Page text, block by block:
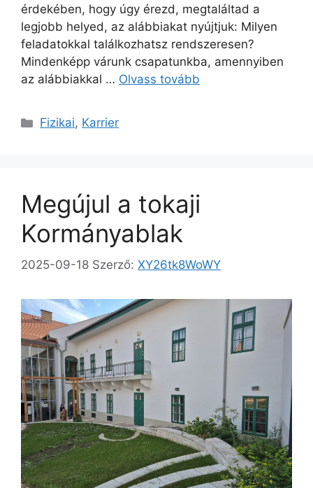
érdekében, hogy úgy érezd, megtaláltad a
legjobb helyed, az alábbiakat nyújtjuk: Milyen
feladatokkal találkozhatsz rendszeresen?
Mindenképp várunk csapatunkba, amennyiben
az alábbiakkal … Olvass tovább
Fizikai, Karrier
Megújul a tokaji
Kormányablak
2025-09-18 Szerző: XY26tk8WoWY